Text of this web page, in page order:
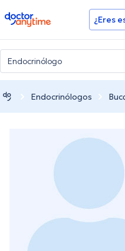
doctoranytime ¿Eres
Endocrinólogos